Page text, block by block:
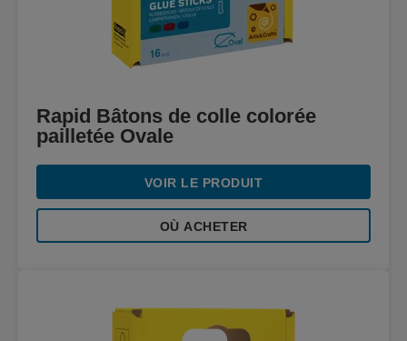
Rapid Bâtons de colle colorée
pailletée Ovale
VOIR LE PRODUIT
OÙ ACHETER